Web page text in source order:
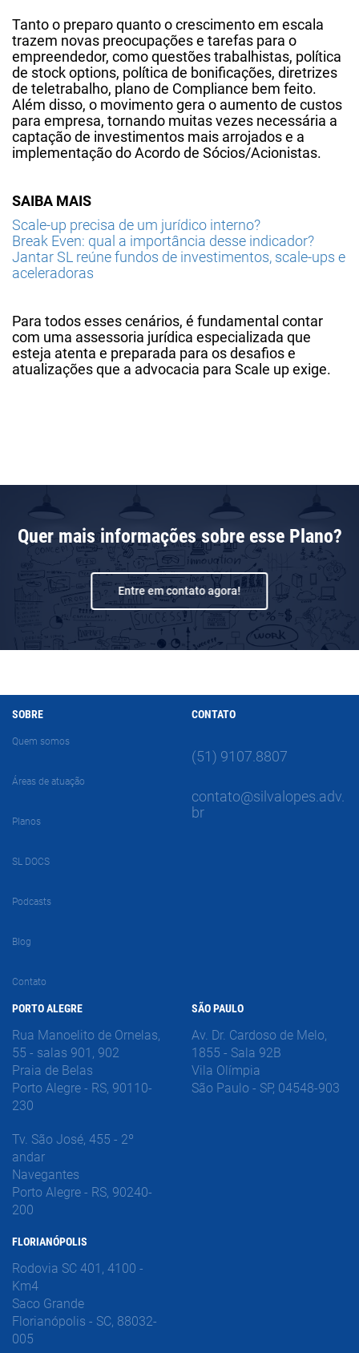
Tanto o preparo quanto o crescimento em escala
trazem novas preocupações e tarefas para o
empreendedor, como questões trabalhistas, política
de stock options, política de bonificações, diretrizes
de teletrabalho, plano de Compliance bem feito.
Além disso, o movimento gera o aumento de custos
para empresa, tornando muitas vezes necessária a
captação de investimentos mais arrojados e a
implementação do Acordo de Sócios/Acionistas.
SAIBA MAIS
Scale-up precisa de um jurídico interno?
Break Even: qual a importância desse indicador?
Jantar SL reúne fundos de investimentos, scale-ups e
aceleradoras
Para todos esses cenários, é fundamental contar
com uma assessoria jurídica especializada que
esteja atenta e preparada para os desafios e
atualizações que a advocacia para Scale up exige.
Quer mais informações sobre esse Plano?
Entre em contato agora!
SOBRE
Quem somos
Áreas de atuação
Planos
SL DOCS
Podcasts
Blog
Contato
CONTATO
(51) 9107.8807
contato@silvalopes.adv.
br
PORTO ALEGRE
Rua Manoelito de Ornelas,
55 - salas 901, 902
Praia de Belas
Porto Alegre - RS, 90110-
230
Tv. São José, 455 - 2º
andar
Navegantes
Porto Alegre - RS, 90240-
200
FLORIANÓPOLIS
Rodovia SC 401, 4100 -
Km4
Saco Grande
Florianópolis - SC, 88032-
005
SÃO PAULO
Av. Dr. Cardoso de Melo,
1855 - Sala 92B
Vila Olímpia
São Paulo - SP, 04548-903